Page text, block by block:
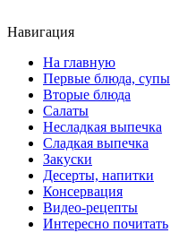
Навигация
На главную
Первые блюда, супы
Вторые блюда
Салаты
Несладкая выпечка
Сладкая выпечка
Закуски
Десерты, напитки
Консервация
Видео-рецепты
Интересно почитать